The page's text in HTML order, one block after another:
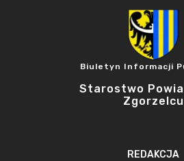
Biuletyn Informacji
Starostwo
Zgorzelcu
REDAKCJA